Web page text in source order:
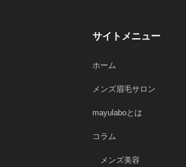
サイトメニュー
ホーム
メンズ眉毛サロン
mayulaboとは
コラム
メンズ美容